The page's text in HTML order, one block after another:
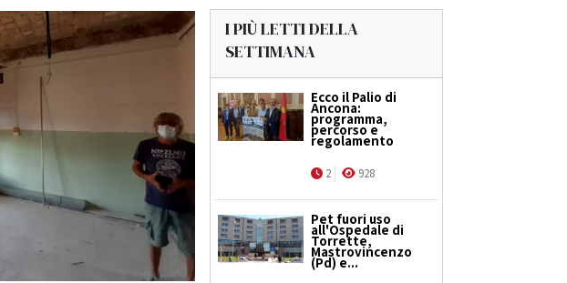
I PIÙ LETTI DELLA
SETTIMANA
Ecco il Palio di
Ancona:
programma,
percorso e
regolamento
2 928
Pet fuori uso
all'Ospedale di
Torrette,
Mastrovincenzo
(Pd) e...